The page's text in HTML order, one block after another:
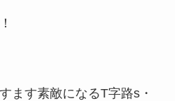
ます素敵になるT字路s・